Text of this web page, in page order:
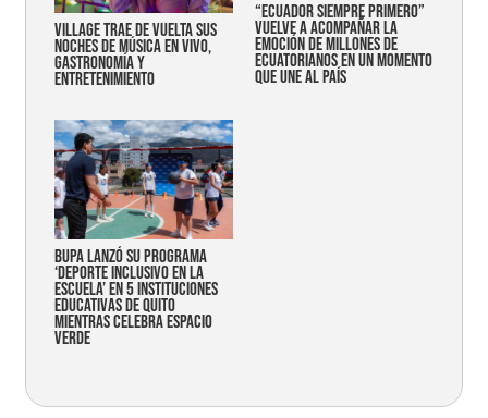
Village trae de vuelta sus
noches de música en vivo,
gastronomía y
entretenimiento
“Ecuador siempre primero”
vuelve a acompañar la
emoción de millones de
ecuatorianos en un momento
que une al país
Bupa lanzó su programa
‘Deporte Inclusivo en la
Escuela’ en 5 instituciones
educativas de Quito
mientras celebra espacio
verde